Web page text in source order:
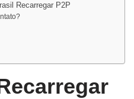
Recarregar P2P